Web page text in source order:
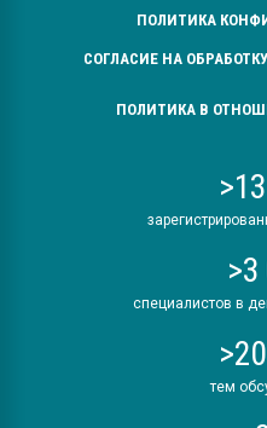
ПОЛИТИКА
СОГЛАСИЕ НА
ПОЛИТИКА В
специалистов в
тем